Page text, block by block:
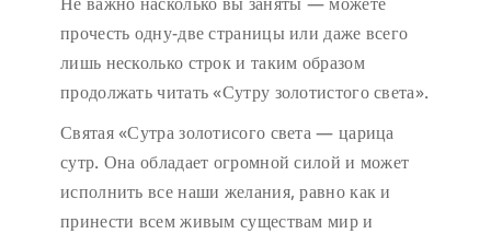
прочесть одну-две страницы или даже всего
лишь несколько строк и таким образом
продолжать читать «Сутру золотистого света».
Святая «Сутра золотисого света — царица
сутр. Она обладает огромной силой и может
исполнить все наши желания, равно как и
принести всем живым существам мир и